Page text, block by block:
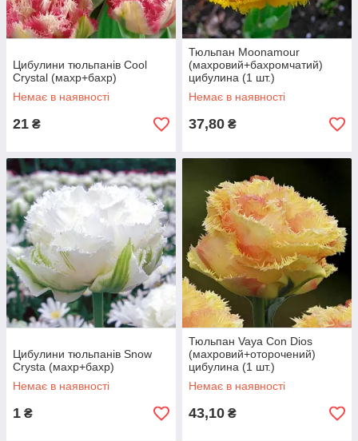
Цибулини тюльпанів Cool
Crystal (махр+бахр)
Немає в наявності
21 ₴
Тюльпан Moonamour
(махровий+бахромчатий)
цибулина (1 шт.)
Немає в наявності
37,80 ₴
Цибулини тюльпанів Snow
Crysta (махр+бахр)
Немає в наявності
1 ₴
Тюльпан Vaya Con Dios
(махровий+оторочений)
цибулина (1 шт.)
Немає в наявності
43,10 ₴